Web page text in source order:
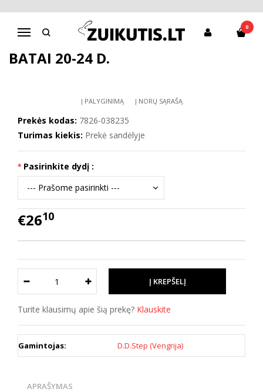
Navigacija
0
Pagrindinis Batai berniukui
D.D.Step batai berniukams
Batai 20-24 d.
BATAI 20-24 D.
Į PALYGINIMĄ Į NORŲ SĄRAŠĄ
Prekės kodas: 7826-038235
Turimas kiekis: Prekė sandėlyje
Pasirinkite dydį :
€2610
Turite klausimų apie šią prekę? Klauskite
Gamintojas: D.D.Step (Vengrija)
APRAŠYMAS